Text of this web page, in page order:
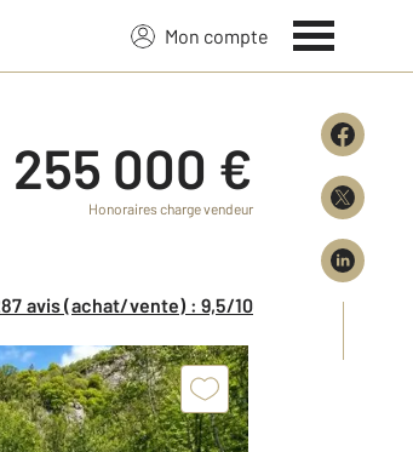
Mon compte
255 000 €
Honoraires charge vendeur
287 avis (achat/vente) : 9,5/10